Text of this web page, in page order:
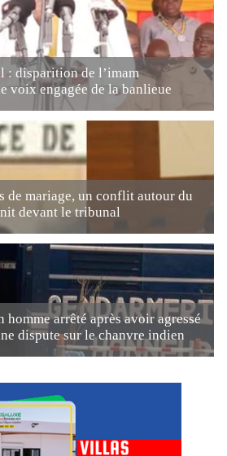
: disparition de l’imam
voix engagée de la banlieue
de mariage, un conflit autour du
devant le tribunal
homme arrêté après avoir agressé
dispute sur le chanvre indien